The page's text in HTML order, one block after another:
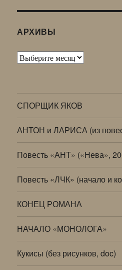
АРХИВЫ
Архивы
СПОРЩИК ЯКОВ
АНТОН и ЛАРИСА (из
Повесть «АНТ» («Нева»,
Повесть «ЛЧК» (начало и
КОНЕЦ РОМАНА
НАЧАЛО «МОНОЛОГА»
Кукисы (без рисунков, doc)